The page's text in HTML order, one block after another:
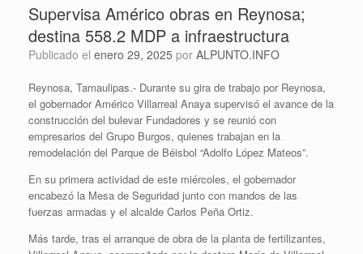
Supervisa Américo obras en Reynosa;
destina 558.2 MDP a infraestructura
Publicado el enero 29, 2025 por ALPUNTO.INFO
Reynosa, Tamaulipas.- Durante su gira de trabajo por Reynosa,
el gobernador Américo Villarreal Anaya supervisó el avance de la
construcción del bulevar Fundadores y se reunió con
empresarios del Grupo Burgos, quienes trabajan en la
remodelación del Parque de Béisbol “Adolfo López Mateos”.
En su primera actividad de este miércoles, el gobernador
encabezó la Mesa de Seguridad junto con mandos de las
fuerzas armadas y el alcalde Carlos Peña Ortiz.
Más tarde, tras el arranque de obra de la planta de fertilizantes,